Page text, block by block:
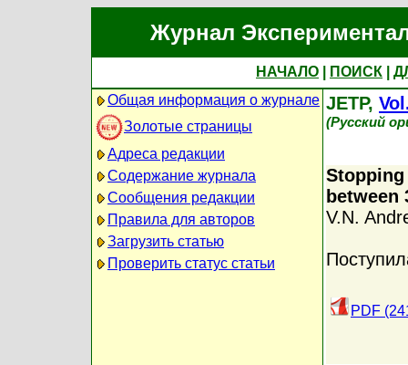
Журнал
НАЧАЛО ПОИСК
Общая информация о журнале
Золотые страницы
Адреса редакции
Содержание журнала
Сообщения редакции
Правила для авторов
Загрузить статью
Проверить статус статьи
JETP,
(Русский
between
V.N.
PDF